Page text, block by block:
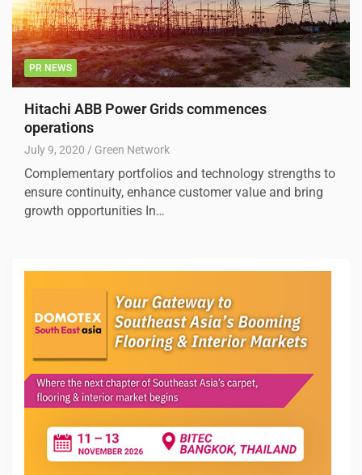
PR NEWS
Hitachi ABB Power Grids commences
operations
July 9, 2020 Green Network
Complementary portfolios and technology strengths to
ensure continuity, enhance customer value and bring
growth opportunities In…